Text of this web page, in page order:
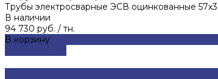
Трубы электросварные ЭСВ оцинкованные
В наличии
94 730 руб. / тн.
В корзину